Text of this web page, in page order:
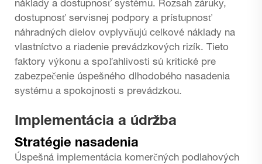
náklady a dostupnosť systému. Rozsah záruky,
dostupnosť servisnej podpory a prístupnosť
náhradných dielov ovplyvňujú celkové náklady na
vlastníctvo a riadenie prevádzkových rizík. Tieto
faktory výkonu a spoľahlivosti sú kritické pre
zabezpečenie úspešného dlhodobého nasadenia
systému a spokojnosti s prevádzkou.
Implementácia a údržba
Stratégie nasadenia
Úspešná implementácia komerčných podlahových